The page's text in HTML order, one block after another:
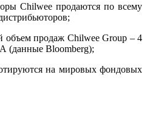
Chilwee продаются по всему
объем продаж Chilwee Group – 4
(данные Bloomberg);
на мировых фондовых